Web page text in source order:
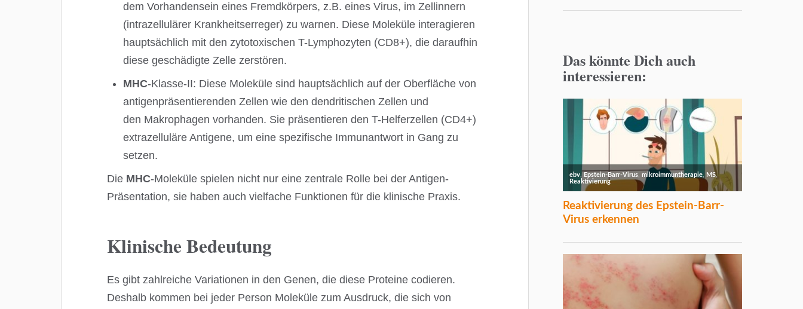
dem Vorhandensein eines Fremdkörpers, z.B. eines Virus, im Zellinnern
(intrazellulärer Krankheitserreger) zu warnen. Diese Moleküle interagieren
hauptsächlich mit den zytotoxischen T-Lymphozyten (CD8+), die daraufhin
diese geschädigte Zelle zerstören.
MHC-Klasse-II: Diese Moleküle sind hauptsächlich auf der Oberfläche von
antigenpräsentierenden Zellen wie den dendritischen Zellen und
den Makrophagen vorhanden. Sie präsentieren den T-Helferzellen (CD4+)
extrazelluläre Antigene, um eine spezifische Immunantwort in Gang zu
setzen.
Die MHC-Moleküle spielen nicht nur eine zentrale Rolle bei der Antigen-
Präsentation, sie haben auch vielfache Funktionen für die klinische Praxis.
Klinische Bedeutung
Es gibt zahlreiche Variationen in den Genen, die diese Proteine codieren.
Deshalb kommen bei jeder Person Moleküle zum Ausdruck, die sich von
Das könnte Dich auch
interessieren: